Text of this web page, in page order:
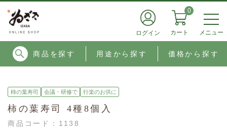
ログイン
0
カート メニュー
商品を探す 用途から探す 価格から探す
柿の葉寿司 会議・研修で 行楽のお供に
柿の葉寿司 4種8個入
商品コード： 1138